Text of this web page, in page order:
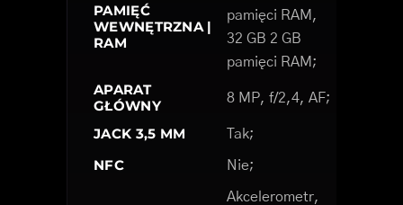
PAMIĘĆ
WEWNĘTRZNA |
RAM
pamięci RAM,
32 GB 2 GB
pamięci RAM;
APARAT
GŁÓWNY
8 MP, f/2,4, AF;
JACK 3,5 MM Tak;
NFC Nie;
Akcelerometr,